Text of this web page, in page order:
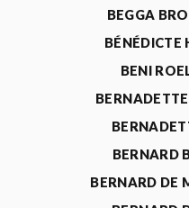
BEGGA
BÉNÉDICTE
BENI
BERNARD
BERNARD DE